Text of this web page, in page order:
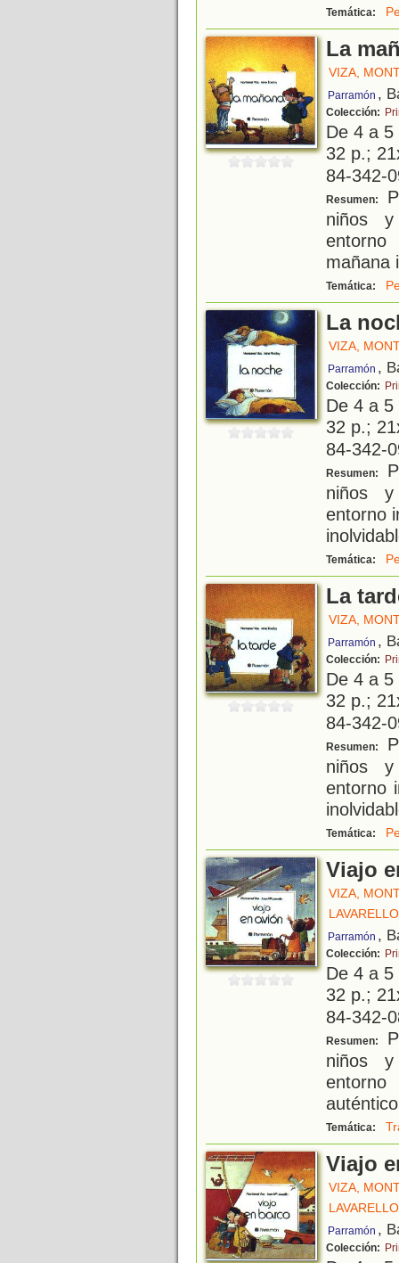
Temática:
La
VIZA,
Parramón ,
Colección:
De 4 a
32 p.;
84-342-
Resumen:
niños
mañana
Temática:
La
VIZA,
Parramón ,
Colección:
De 4 a
32 p.;
84-342-
Resumen:
niños
entorno
Temática:
La
VIZA,
Parramón ,
Colección:
De 4 a
32 p.;
84-342-
Resumen:
niños
entorno
Temática:
Viajo
VIZA,
Parramón ,
Colección:
De 4 a
32 p.;
84-342-
Resumen:
niños
Temática:
Viajo
VIZA,
Parramón ,
Colección: